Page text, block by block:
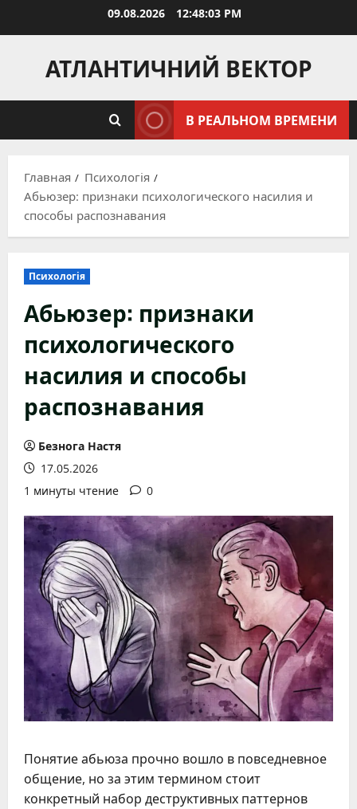
09.08.2026 12:48:04 PM
АТЛАНТИЧНИЙ ВЕКТОР
В РЕАЛЬНОМ ВРЕМЕНИ
Главная
Психологія
Абьюзер: признаки психологического насилия и
способы распознавания
Психологія
Абьюзер: признаки
психологического
насилия и способы
распознавания
Безнога Настя
17.05.2026
1 минуты чтение
0
Понятие абьюза прочно вошло в повседневное
общение, но за этим термином стоит
конкретный набор деструктивных паттернов